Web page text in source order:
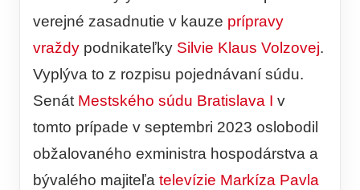
verejné zasadnutie v kauze prípravy
vraždy podnikateľky Silvie Klaus Volzovej.
Vyplýva to z rozpisu pojednávaní súdu.
Senát Mestského súdu Bratislava I v
tomto prípade v septembri 2023 oslobodil
obžalovaného exministra hospodárstva a
bývalého majiteľa televízie Markíza Pavla